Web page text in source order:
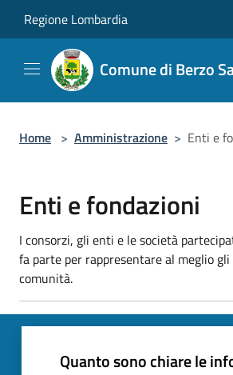
Regione Lombardia
Comune di Berzo
Home > Amministrazione > Enti e
Enti e fondazioni
I consorzi, gli enti e le società
fa parte per rappresentare al meglio
comunità.
Quanto sono chiare le